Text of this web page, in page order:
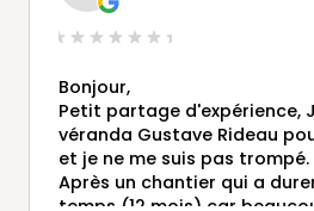
Bonjour,
Petit partage d'expérience,
véranda Gustave Rideau
et je ne me suis pas trompé.
Après un chantier qui a
temps (12 mois) car